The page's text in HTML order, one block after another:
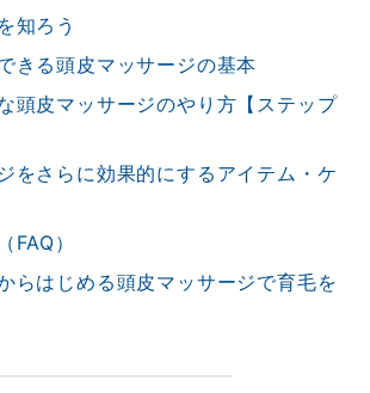
知ろう
きる頭皮マッサージの基本
頭皮マッサージのやり方【ステップ
をさらに効果的にするアイテム・ケ
FAQ）
らはじめる頭皮マッサージで育毛を